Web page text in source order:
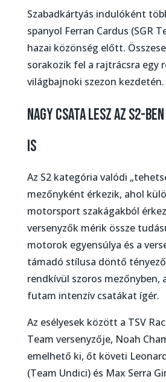
Szabadkártyás indulóként
spanyol Ferran Cardus (SGR
hazai közönség előtt.
sorakozik fel a rajtrácsra egy
világbajnoki szezon kezdetén.
NAGY CSATA LESZ AZ S2-
IS
Az S2 kategória valódi
mezőnyként érkezik, ahol
motorsport szakágakból
versenyzők mérik össze
motorok egyensúlya és a
támadó stílusa döntő
rendkívül szoros mezőnyben,
futam intenzív csatákat ígér.
Az esélyesek között a TSV
Team versenyzője, Noah
emelhető ki, őt követi
(Team Undici) és Max Serra